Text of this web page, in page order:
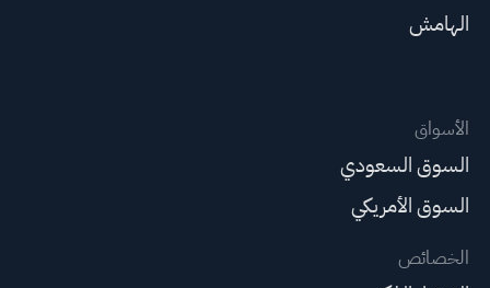
الهامش
الأسواق
السوق السعودي
السوق الأمريكي
الخصائص